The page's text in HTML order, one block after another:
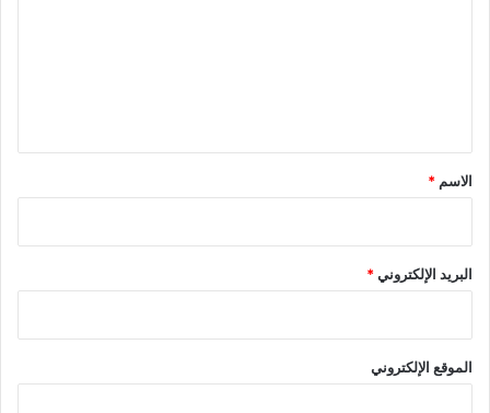
*
الاسم *
البريد الإلكتروني*
الموقع الإلكتروني